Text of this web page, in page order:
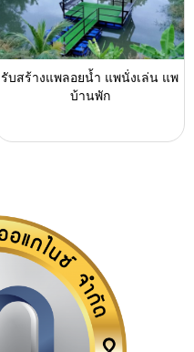
รับสร้างแพลอยน้ำ แพนั่งเล่น แพ
บ้านพัก